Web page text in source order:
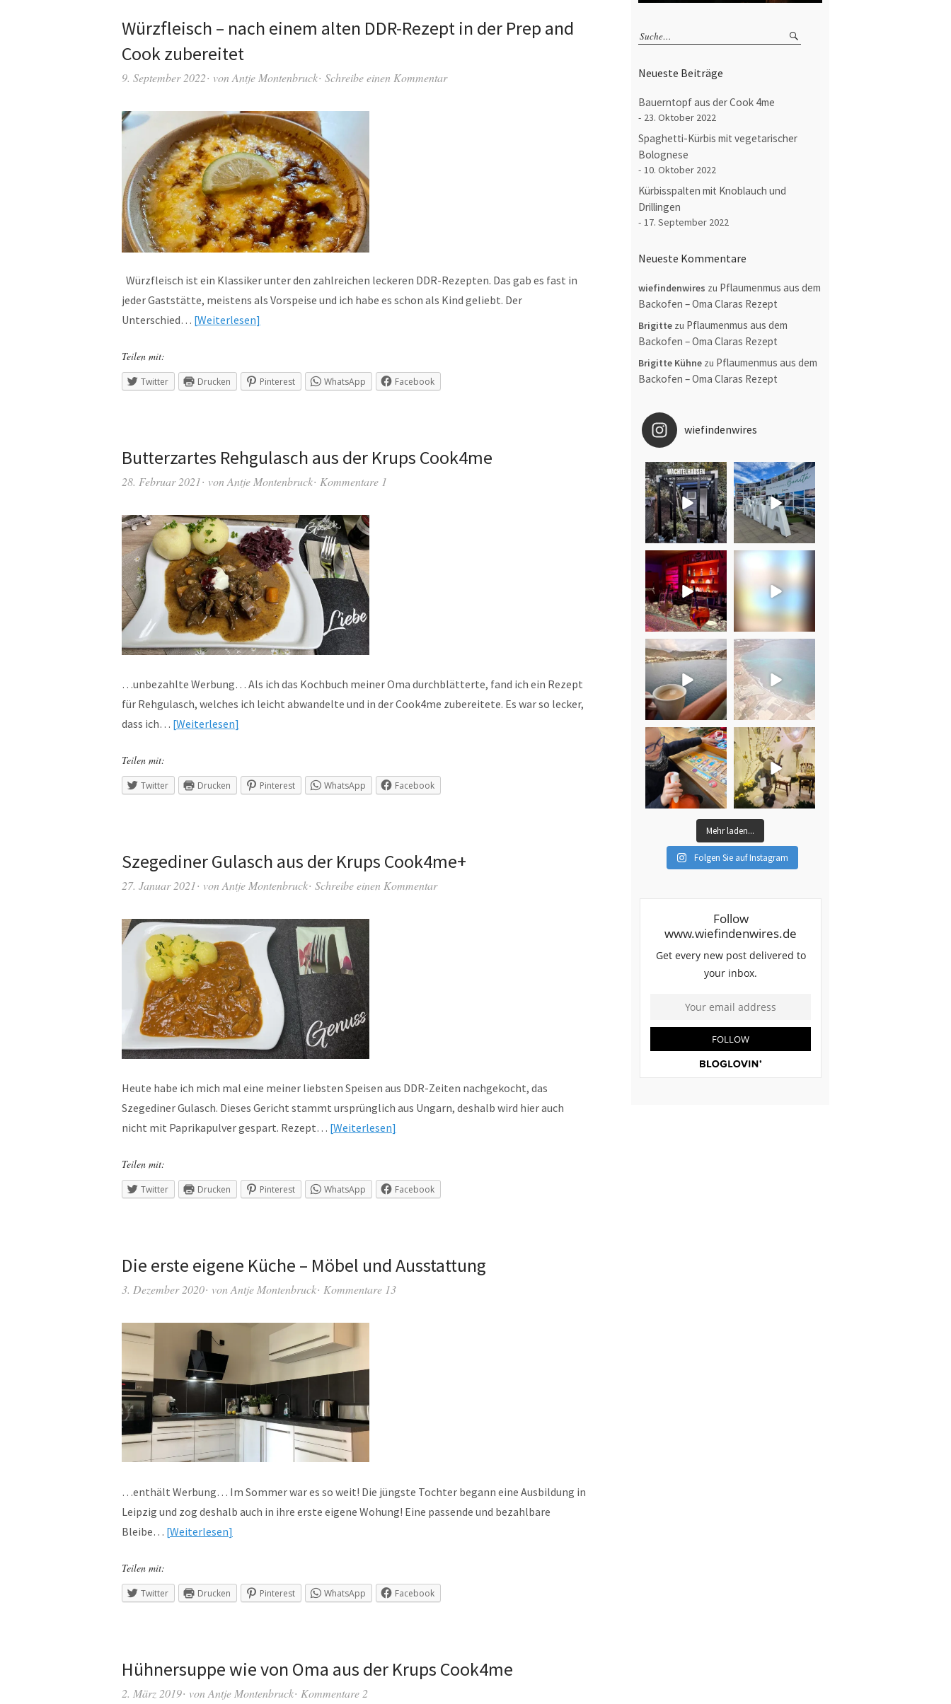
Würzfleisch – nach einem alten DDR-Rezept in der Prep and
Cook zubereitet
9. September 2022 vonAntje Montenbruck Schreibe einen Kommentar
Würzfleisch ist ein Klassiker unter den zahlreichen leckeren DDR-Rezepten. Das gab es fast in
jeder Gaststätte, meistens als Vorspeise und ich habe es schon als Kind geliebt. Der
Unterschied… Weiterlesen
Teilen mit:
Twitter Drucken Pinterest WhatsApp Facebook
Butterzartes Rehgulasch aus der Krups Cook4me
28. Februar 2021 vonAntje Montenbruck Kommentare 1
…unbezahlte Werbung… Als ich das Kochbuch meiner Oma durchblätterte, fand ich ein Rezept
für Rehgulasch, welches ich leicht abwandelte und in der Cook4me zubereitete. Es war so lecker,
dass ich… Weiterlesen
Teilen mit:
Twitter Drucken Pinterest WhatsApp Facebook
Szegediner Gulasch aus der Krups Cook4me+
27. Januar 2021 vonAntje Montenbruck Schreibe einen Kommentar
Heute habe ich mich mal eine meiner liebsten Speisen aus DDR-Zeiten nachgekocht, das
Szegediner Gulasch. Dieses Gericht stammt ursprünglich aus Ungarn, deshalb wird hier auch
nicht mit Paprikapulver gespart. Rezept… Weiterlesen
Teilen mit:
Twitter Drucken Pinterest WhatsApp Facebook
Die erste eigene Küche – Möbel und Ausstattung
3. Dezember 2020 vonAntje Montenbruck Kommentare 13
…enthält Werbung… Im Sommer war es so weit! Die jüngste Tochter begann eine Ausbildung in
Leipzig und zog deshalb auch in ihre erste eigene Wohung! Eine passende und bezahlbare
Bleibe… Weiterlesen
Teilen mit:
Twitter Drucken Pinterest WhatsApp Facebook
Hühnersuppe wie von Oma aus der Krups Cook4me
2. März 2019 vonAntje Montenbruck Kommentare 2
Neueste Beiträge
Bauerntopf aus der Cook 4me
23. Oktober 2022
Spaghetti-Kürbis mit vegetarischer
Bolognese
10. Oktober 2022
Kürbisspalten mit Knoblauch und
Drillingen
17. September 2022
Neueste Kommentare
wiefindenwires zu Pflaumenmus aus dem
Backofen – Oma Claras Rezept
Brigitte zu Pflaumenmus aus dem
Backofen – Oma Claras Rezept
Brigitte Kühne zu Pflaumenmus aus dem
Backofen – Oma Claras Rezept
wiefindenwires
Mehr laden...
Folgen Sie auf Instagram